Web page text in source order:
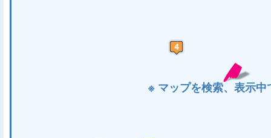
※ マップを検索、表示中